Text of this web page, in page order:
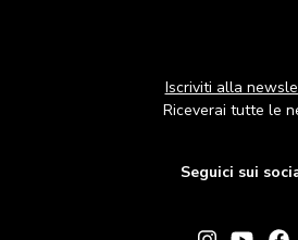
Iscriviti alla
Riceverai tutte le
Seguici sui